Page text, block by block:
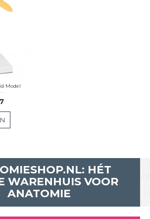
Model
HÉT
WARENHUIS VOOR
ANATOMIE